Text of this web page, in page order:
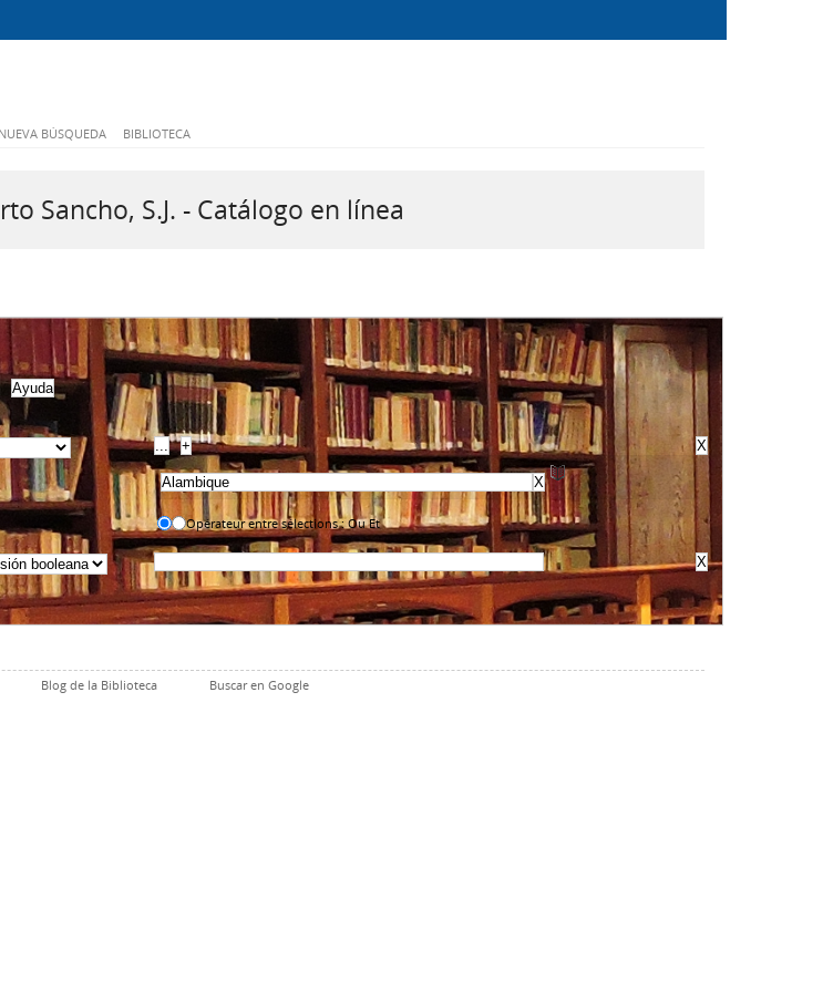
NUEVA BÚSQUEDA BIBLIOTECA
Sancho, S.J. - Catálogo en línea
Opérateur entre sélections :OuEt
Blog de la Biblioteca Buscar en Google